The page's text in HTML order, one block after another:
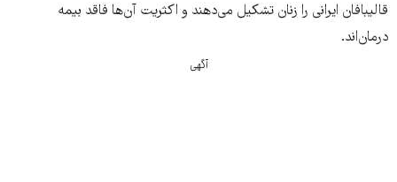
قالیبافان ایرانی را زنان تشکیل می‌دهند و اکثریت آن‌ها فاقد بیمه
درمان‌اند.
آگهی